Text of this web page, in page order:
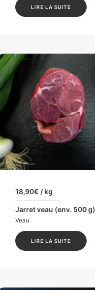
LIRE LA SUITE
18,90€ / kg
Jarret veau (env. 500 g)
Veau
LIRE LA SUITE